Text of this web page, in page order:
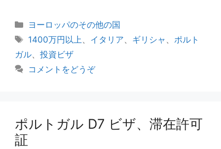
カ
テ
リ
ー
ヨーロッパのその他の国
タ
グ
1400万円以上、 イタリア、 ギリシャ 、ポルト
ガル、 投資ビザ
コメントをどうぞ
ポルトガル D7 ビザ、滞在許可
証